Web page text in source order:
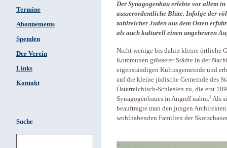
Termine
Abonnements
Spenden
Der Verein
Links
Kontakt
Suche
Der Synagogenbau erlebte vor allem
ausserordentliche Blüte. Infolge der
zahlreicher Juden aus dem Osten
als auch kulturell einen ungeheuren
Nicht wenige bis dahin kleine örtliche
Kommunen grösserer Städte in der
eigenständigen Kultusgemeinde und
auf die kleine jüdische Gemeinde des
Österreichisch-Schlesien zu, die erst
Synagogenbaues in Angriff nahm.1 Als
beauftragte man den jungen
wohlhabenden Familien der